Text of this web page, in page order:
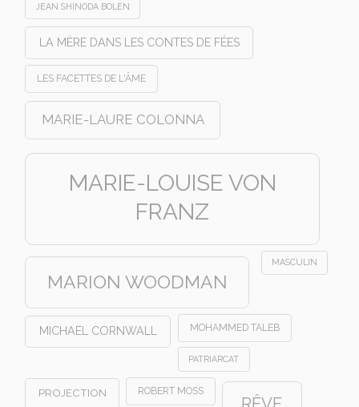
JEAN SHINODA BOLEN
LA MÈRE DANS LES CONTES DE FÉES
LES FACETTES DE L'ÂME
MARIE-LAURE COLONNA
MARIE-LOUISE VON
FRANZ
MARION WOODMAN
MASCULIN
MICHAEL CORNWALL MOHAMMED TALEB
PATRIARCAT
PROJECTION ROBERT MOSS